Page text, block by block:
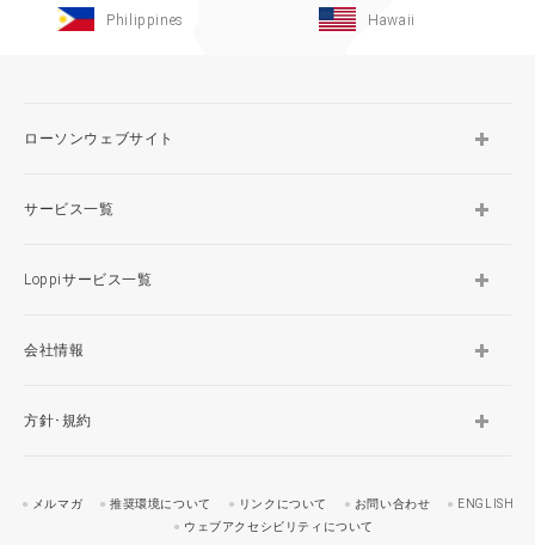
Philippines Hawaii
ローソンウェブサイト
サービス一覧
Loppiサービス一覧
会社情報
方針･規約
メルマガ 推奨環境について リンクについて お問い合わせ
ENGLISH
ウェブアクセシビリティについて